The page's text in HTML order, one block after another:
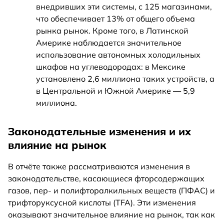
внедривших эти системы, с 125 магазинами,
что обеспечивает 13% от общего объема
рынка рынок. Кроме того, в Латинской
Америке наблюдается значительное
использование автономных холодильных
шкафов на углеводородах: в Мексике
установлено 2,6 миллиона таких устройств, а
в Центральной и Южной Америке — 5,9
миллиона.
Законодательные изменения и их
влияние на рынок
В отчёте также рассматриваются изменения в
законодательстве, касающиеся фторсодержащих
газов, пер- и полифторалкильных веществ (ПФАС) и
трифторуксусной кислоты (TFA). Эти изменения
оказывают значительное влияние на рынок, так как